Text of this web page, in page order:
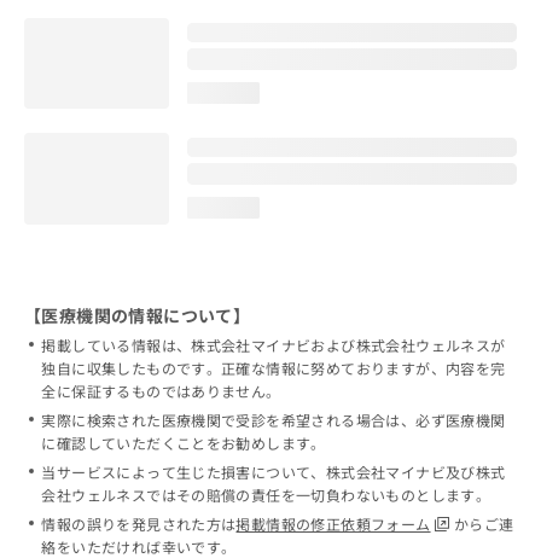
【医療機関の情報について】
掲載している情報は、株式会社マイナビおよび株式会社ウェルネスが
独自に収集したものです。正確な情報に努めておりますが、内容を完
全に保証するものではありません。
実際に検索された医療機関で受診を希望される場合は、必ず医療機関
に確認していただくことをお勧めします。
当サービスによって生じた損害について、株式会社マイナビ及び株式
会社ウェルネスではその賠償の責任を一切負わないものとします。
情報の誤りを発見された方は掲載情報の修正依頼フォーム
からご連
絡をいただければ幸いです。